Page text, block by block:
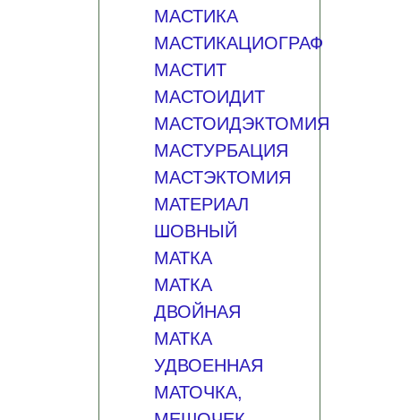
МАСТИКА
МАСТИКАЦИОГРАФ
МАСТИТ
МАСТОИДИТ
МАСТОИДЭКТОМИЯ
МАСТУРБАЦИЯ
МАСТЭКТОМИЯ
МАТЕРИАЛ
ШОВНЫЙ
МАТКА
МАТКА
ДВОЙНАЯ
МАТКА
УДВОЕННАЯ
МАТОЧКА,